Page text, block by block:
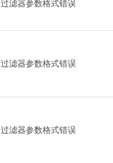
过滤器参数格式错误
过滤器参数格式错误
过滤器参数格式错误